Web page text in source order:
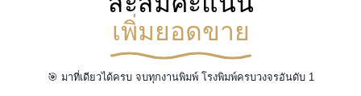
เพิ่มยอดขาย
🎯 มาที่เดียวได้ครบ จบทุกงานพิมพ์ โรงพิมพ์ครบวงจรอันดับ 1